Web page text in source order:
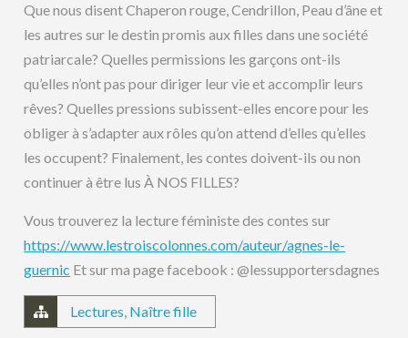
Que nous disent Chaperon rouge, Cendrillon, Peau d’âne et
les autres sur le destin promis aux filles dans une société
patriarcale? Quelles permissions les garçons ont-ils
qu’elles n’ont pas pour diriger leur vie et accomplir leurs
rêves? Quelles pressions subissent-elles encore pour les
obliger à s’adapter aux rôles qu’on attend d’elles qu’elles
les occupent? Finalement, les contes doivent-ils ou non
continuer à être lus À NOS FILLES?
Vous trouverez la lecture féministe des contes sur
https://www.lestroiscolonnes.com/auteur/agnes-le-
guernic Et sur ma page facebook : @lessupportersdagnes
Lectures, Naître fille